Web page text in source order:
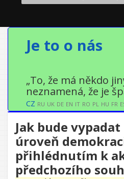
Je to o nás
„To, že má někdo
neznamená, že je
CZ RU UK DE EN IT RO PL HU FR
Jak bude
úroveň
přihlédnutím k
předchozího